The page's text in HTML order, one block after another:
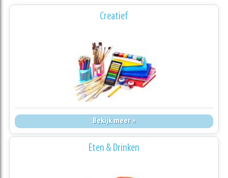
Creatief
Bekijk meer »
Eten & Drinken